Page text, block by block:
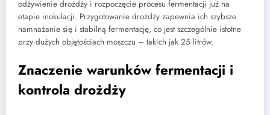
odżywienie drożdży i rozpoczęcie procesu fermentacji już na
etapie inokulacji. Przygotowanie drożdży zapewnia ich szybsze
namnażanie się i stabilną fermentację, co jest szczególnie istotne
przy dużych objętościach moszczu – takich jak 25 litrów.
Znaczenie warunków fermentacji i
kontrola drożdży